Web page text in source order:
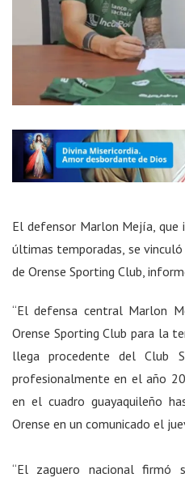
El defensor Marlon Mejía,
últimas temporadas, se
de Orense Sporting Club,
“El defensa central Marlon
Orense Sporting Club para la
llega procedente del Club
profesionalmente en el año
en el cuadro guayaquileño
Orense en un comunicado el
“El zaguero nacional firmó